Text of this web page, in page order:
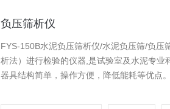
负压筛析仪
FYS-150B水泥负压筛析仪/水泥负压筛/负
析法）进行检验的仪器,是试验室及水泥专
器具结构简单，操作方便，降低能耗等优点。